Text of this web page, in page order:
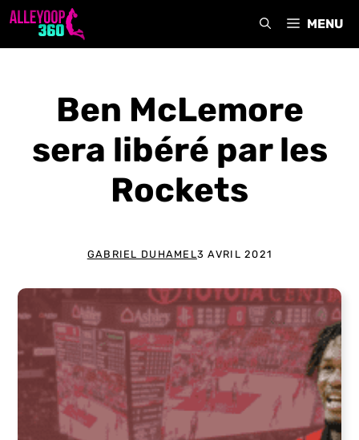
Aller
MENU
Ben McLemore
sera libéré par les
Rockets
GABRIEL DUHAMEL3 AVRIL 2021